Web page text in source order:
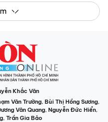
Khắc Văn
Văn Trường, Bùi Thị Hồng Sương,
Văn Quang, Nguyễn Đức Hiển,
, Trần Gia Bảo